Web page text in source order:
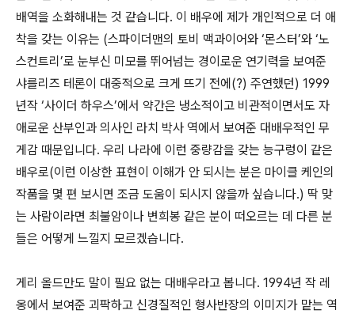
배역을 소화해내는 것 같습니다. 이 배우에 제가 개인적으로 더 애
착을 갖는 이유는 (스파이더맨의 토비 맥과이어와 ‘몬스터’와 ‘노
스컨트리’로 눈부신 미모를 뛰어넘는 경이로운 연기력을 보여준
샤를리즈 테론이 대중적으로 크게 뜨기 전에(?) 주연했던) 1999
년작 ‘사이더 하우스’에서 약간은 냉소적이고 비관적이면서도 자
애로운 산부인과 의사인 라치 박사 역에서 보여준 대배우적인 무
게감 때문입니다. 우리 나라에 이런 중량감을 갖는 능구렁이 같은
배우로(이런 이상한 표현이 이해가 안 되시는 분은 마이클 케인의
작품을 몇 편 보시면 조금 도움이 되시지 않을까 싶습니다.) 딱 맞
는 사람이라면 최불암이나 변희봉 같은 분이 떠오르는 데 다른 분
들은 어떻게 느낄지 모르겠습니다.
게리 올드만도 말이 필요 없는 대배우라고 봅니다. 1994년 작 레
옹에서 보여준 괴팍하고 신경질적인 형사반장의 이미지가 맡는 역